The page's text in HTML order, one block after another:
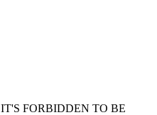
FORBIDDEN TO BE